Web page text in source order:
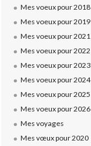
Mes voeux pour 2018
Mes voeux pour 2019
Mes voeux pour 2021
Mes voeux pour 2022
Mes voeux pour 2023
Mes voeux pour 2024
Mes voeux pour 2025
Mes voeux pour 2026
Mes voyages
Mes vœux pour 2020